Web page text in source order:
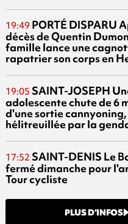
19:49 PORTÉ DISPARU
décès de Quentin
famille lance une
rapatrier son corps en
19:05 SAINT-JOSEPH
adolescente chute de 6
d'une sortie
hélitreuillée par la
17:52 SAINT-DENIS Le
fermé dimanche pour
Tour cycliste
PLUS D’INFOS